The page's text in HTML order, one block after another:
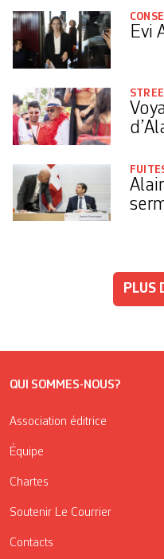
Evi
PLUS
QUI SOMMES-NOUS?
Association éditrice
Équipe
Chartes
Soutenir Le Courrier
Contacts